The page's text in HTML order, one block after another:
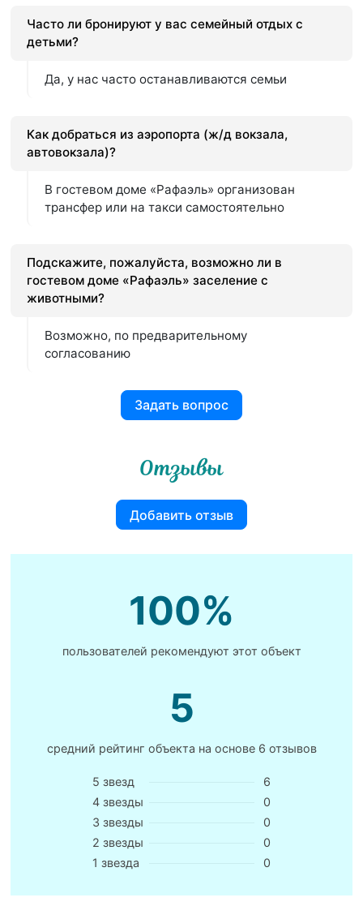
Часто ли бронируют у вас семейный отдых с
детьми?
Да, у нас часто останавливаются семьи
Как добраться из аэропорта (ж/д вокзала,
автовокзала)?
В гостевом доме «Рафаэль» организован
трансфер или на такси самостоятельно
Подскажите, пожалуйста, возможно ли в
гостевом доме «Рафаэль» заселение с
животными?
Возможно, по предварительному
согласованию
Задать вопрос
Отзывы
Добавить отзыв
100%
пользователей рекомендуют этот объект
5
средний рейтинг объекта на основе 6 отзывов
5 звезд
6
4 звезды
0
3 звезды
0
2 звезды
0
1 звезда
0